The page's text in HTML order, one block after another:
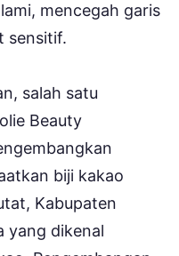
mencegah garis
sensitif.
salah satu
Beauty
biji kakao
Kabupaten
yang dikenal